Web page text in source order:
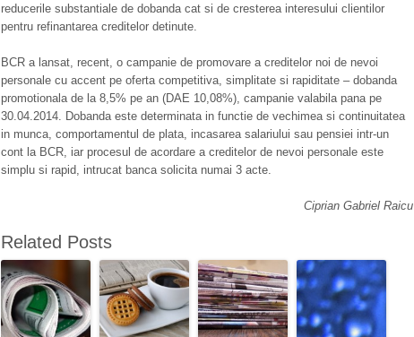
reducerile substantiale de dobanda cat si de cresterea interesului clientilor
pentru refinantarea creditelor detinute.
BCR a lansat, recent, o campanie de promovare a creditelor noi de nevoi
personale cu accent pe oferta competitiva, simplitate si rapiditate – dobanda
promotionala de la 8,5% pe an (DAE 10,08%), campanie valabila pana pe
30.04.2014. Dobanda este determinata in functie de vechimea si continuitatea
in munca, comportamentul de plata, incasarea salariului sau pensiei intr-un
cont la BCR, iar procesul de acordare a creditelor de nevoi personale este
simplu si rapid, intrucat banca solicita numai 3 acte.
Ciprian Gabriel Raicu
Related Posts